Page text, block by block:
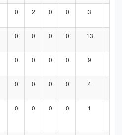
0 2 0 0 3
0 0 0 0 13
0 0 0 0 9
0 0 0 0 4
0 0 0 0 1